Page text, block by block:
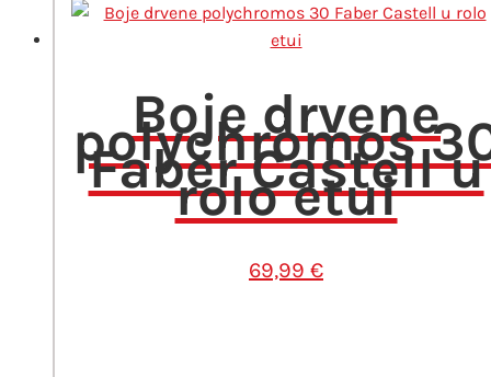
Boje drvene
polychromos
Faber Castell u
rolo etui
69,99 €